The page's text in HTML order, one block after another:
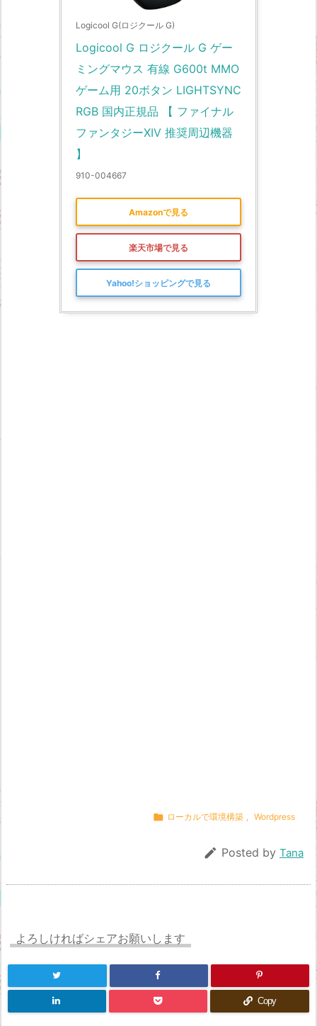
Logicool G(ロジクール G)
Logicool G ロジクール G ゲー
ミングマウス 有線 G600t MMO
ゲーム用 20ボタン LIGHTSYNC
RGB 国内正規品 【 ファイナル
ファンタジーXIV 推奨周辺機器
】
910-004667
Amazonで見る
楽天市場で見る
Yahoo!ショッピングで見る
 ローカルで環境構築 , Wordpress
 Posted by Tana
よろしければシェアお願いします
Copy